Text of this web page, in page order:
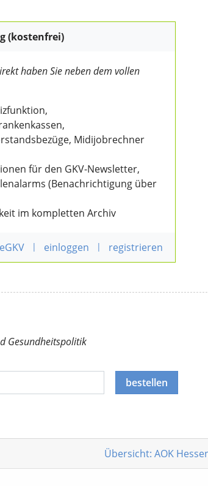
(kostenfrei)
haben Sie neben dem vollen
Midijobrechner
für den GKV-Newsletter,
(Benachrichtigung über
im kompletten Archiv
| einloggen | registrieren
Gesundheitspolitik
bestellen
Übersicht: AOK